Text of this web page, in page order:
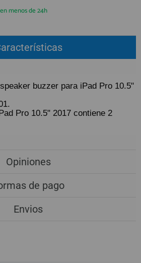
744
a 20:00h
Whatsapp
PROFESIONAL
menos de 24h
buzzer para iPad Pro 10.5"
Pro 10.5" 2017 contiene 2
Opiniones
de pago
Envios